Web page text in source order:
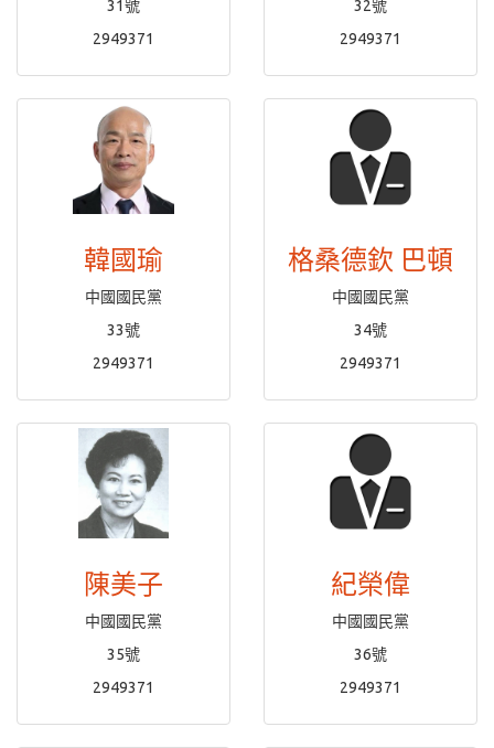
31號
2949371
32號
2949371
韓國瑜
中國國民黨
33號
2949371
格桑德欽 巴頓
中國國民黨
34號
2949371
陳美子
中國國民黨
35號
2949371
紀榮偉
中國國民黨
36號
2949371